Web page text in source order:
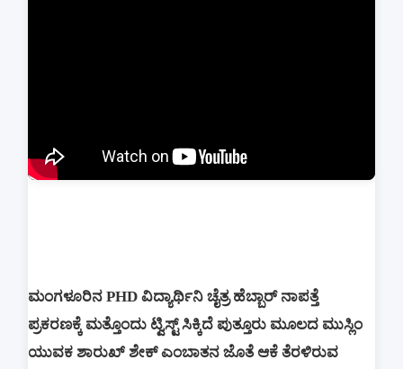
ಮಂಗಳೂರಿನ PHD ವಿದ್ಯಾರ್ಥಿನಿ ಚೈತ್ರ ಹೆಬ್ಬಾರ್ ನಾಪತ್ತೆ
ಪ್ರಕರಣಕ್ಕೆ ಮತ್ತೊಂದು ಟ್ವಿಸ್ಟ್ ಸಿಕ್ಕಿದೆ ಪುತ್ತೂರು ಮೂಲದ ಮುಸ್ಲಿಂ
ಯುವಕ ಶಾರುಖ್ ಶೇಕ್ ಎಂಬಾತನ ಜೊತೆ ಆಕೆ ತೆರಳಿರುವ